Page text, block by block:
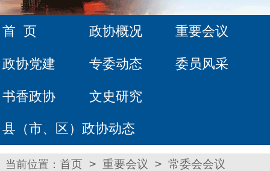
首 页 政协概况 重要会议
政协党建 专委动态 委员风采
书香政协 文史研究
县（市、区）政协动态
当前位置： 首页 > 重要会议 > 常委会会议